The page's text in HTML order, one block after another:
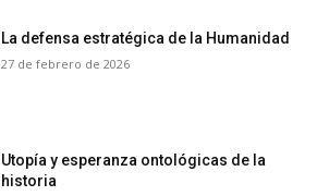
La defensa estratégica de la Humanidad
27 de febrero de 2026
Utopía y esperanza ontológicas de la
historia